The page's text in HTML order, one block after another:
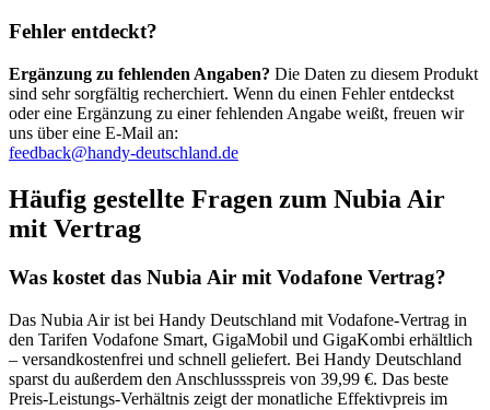
Fehler entdeckt?
Ergänzung zu fehlenden Angaben? Die Daten zu diesem Produkt
sind sehr sorgfältig recherchiert. Wenn du einen Fehler entdeckst
oder eine Ergänzung zu einer fehlenden Angabe weißt, freuen wir
uns über eine E-Mail an:
feedback@handy-deutschland.de
Häufig gestellte Fragen zum Nubia Air
mit Vertrag
Was kostet das Nubia Air mit Vodafone Vertrag?
Das Nubia Air ist bei Handy Deutschland mit Vodafone-Vertrag in
den Tarifen Vodafone Smart, GigaMobil und GigaKombi erhältlich
– versandkostenfrei und schnell geliefert. Bei Handy Deutschland
sparst du außerdem den Anschlussspreis von 39,99 €. Das beste
Preis-Leistungs-Verhältnis zeigt der monatliche Effektivpreis im